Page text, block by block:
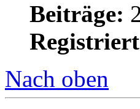
Beiträge:
Nach oben